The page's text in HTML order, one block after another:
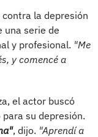
la depresión
una serie de
y profesional. "Me
y comencé a
el actor buscó
su depresión.
, dijo. "Aprendí a